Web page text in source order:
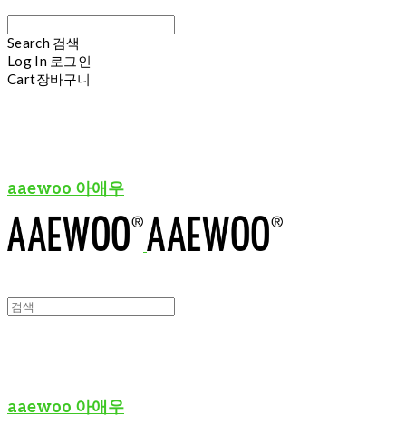
Search 검색
Log In 로그인
Cart장바구니
aaewoo 아애우
aaewoo 아애우